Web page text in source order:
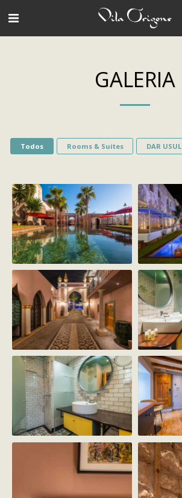
GALERIA
Todos Rooms & Suites DAR USUL